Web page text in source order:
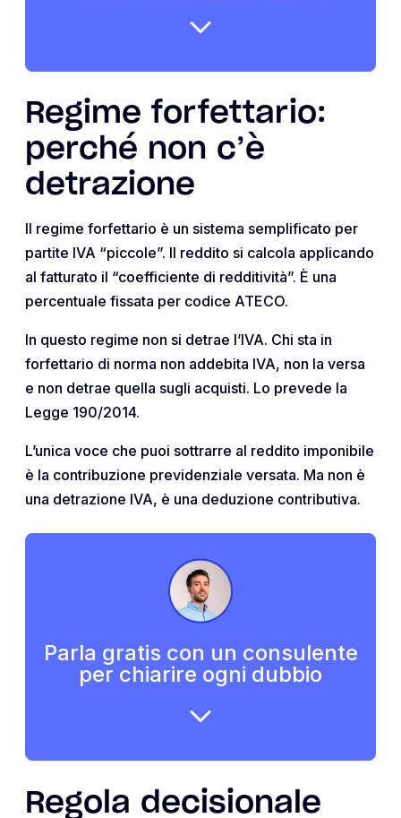
Regime forfettario:
perché non c’è
detrazione
Il regime forfettario è un sistema semplificato per
partite IVA “piccole”. Il reddito si calcola applicando
al fatturato il “coefficiente di redditività”. È una
percentuale fissata per codice ATECO.
In questo regime non si detrae l’IVA. Chi sta in
forfettario di norma non addebita IVA, non la versa
e non detrae quella sugli acquisti. Lo prevede la
Legge 190/2014.
L’unica voce che puoi sottrarre al reddito imponibile
è la contribuzione previdenziale versata. Ma non è
una detrazione IVA, è una deduzione contributiva.
Parla gratis con un consulente
per chiarire ogni dubbio
Regola decisionale